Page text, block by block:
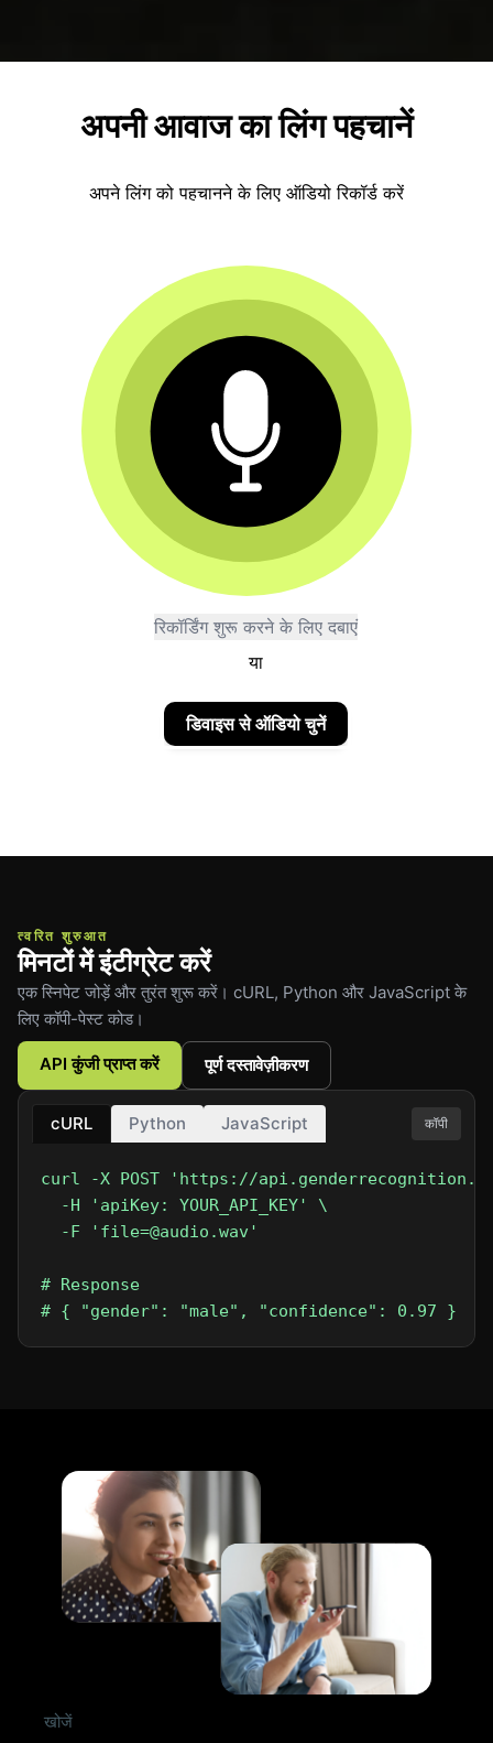
अपनी आवाज का लिंग पहचानें
अपने लिंग को पहचानने के लिए ऑडियो रिकॉर्ड करें
रिकॉर्डिंग शुरू करने के लिए दबाएं
या
डिवाइस से ऑडियो चुनें
त्वरित शुरुआत
मिनटों में इंटीग्रेट करें
एक स्निपेट जोड़ें और तुरंत शुरू करें। cURL, Python और JavaScript के
लिए कॉपी-पेस्ट कोड।
API कुंजी प्राप्त करें पूर्ण दस्तावेज़ीकरण
cURL Python JavaScript कॉपी
curl -X POST 'https://
  -H 'apiKey: YOUR_API_KEY' \
  -F 'file=@audio.wav'
# Response
# { "gender": "male", "confidence": 0.97 }
खोजें